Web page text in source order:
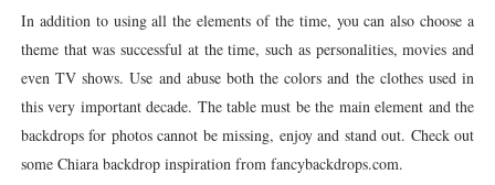
In addition to using all the elements of the time, you can also choose a
theme that was successful at the time, such as personalities, movies and
even TV shows. Use and abuse both the colors and the clothes used in
this very important decade. The table must be the main element and the
backdrops for photos cannot be missing, enjoy and stand out. Check out
some Chiara backdrop inspiration from fancybackdrops.com.